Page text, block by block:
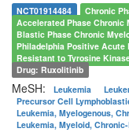
NCT01914484
Chronic
Accelerated Phase Chronic
Blastic Phase Chronic
Philadelphia Positive Acute
Resistant to Tyrosine
Drug: Ruxolitinib
MeSH: Leukemia
Precursor Cell
Leukemia, Myelogenous,
Leukemia, Myeloid,